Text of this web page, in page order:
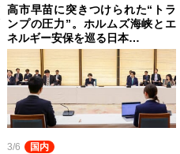
高市早苗に突きつけられた“トラ
ンプの圧力”。ホルムズ海峡とエ
ネルギー安保を巡る日本…
3/6 国内